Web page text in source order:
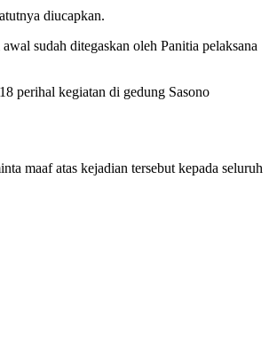
diucapkan.
sudah ditegaskan oleh Panitia pelaksana
perihal kegiatan di gedung Sasono
maaf atas kejadian tersebut kepada seluruh